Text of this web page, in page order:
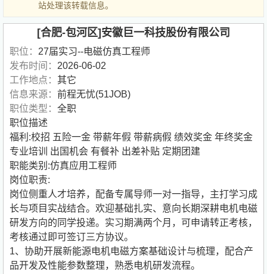
站处理该转载信息。
[合肥-包河区]安徽巨一科技股份有限公司
职位： 27届实习--电磁仿真工程师
发布时间： 2026-06-02
工作地点： 其它
信息来源： 前程无忧(51JOB)
职位类型： 全职
职位描述
福利:校招 五险一金 带薪年假 带薪病假 绩效奖金 年终奖金
专业培训 出国机会 有餐补 出差补贴 定期团建
职能类别:仿真应用工程师
岗位职责:
岗位侧重人才培养，配备专属导师一对一指导，主打学习成
长与项目实战结合。欢迎基础扎实、意向长期深耕电机电磁
研发方向的同学投递。实习期满两个月，可申请转正考核，
考核通过即可签订三方协议。
1、协助开展新能源电机电磁方案基础设计与梳理，配合产
品开发及性能参数整理，熟悉电机研发流程。